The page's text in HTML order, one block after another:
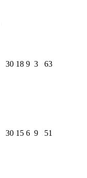
30 18 9 3 63
30 15 6 9 51